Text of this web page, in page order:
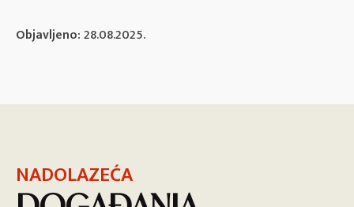
Objavljeno:28.08.2025.
NADOLAZEĆA